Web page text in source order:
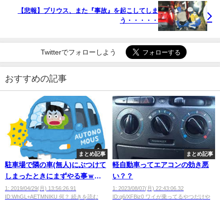
【悲報】プリウス、また『事故』を起こしてしま
う・・・・・
Twitterでフォローしよう
おすすめの記事
まとめ記事
駐車場で隣の車(無人)にぶつけて
しまったときにまずやる事ｗｗ
ｗｗｗｗｗ
1: 2019/04/29(月) 13:56:26.91
ID:WhGL+AETMNIKU 何？ 続きを読む
まとめ記事
軽自動車ってエアコンの効き悪
い？？
1: 2023/08/07(月) 22:43:06.32
ID:q6/XFBiz0 ワイが乗ってるやつだけや